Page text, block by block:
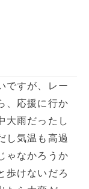
ですが、レー
、応援に行か
大雨だったし
し気温も高過
ゃなかろうか
歩けないだろ